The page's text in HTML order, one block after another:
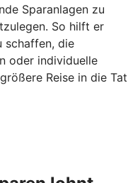
Sparanlagen zu
So hilft er
schaffen, die
oder individuelle
Reise in die Tat